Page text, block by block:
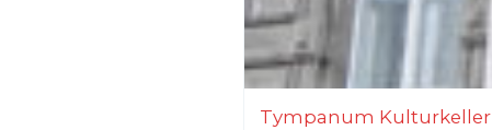
Tympanum Kulturkeller